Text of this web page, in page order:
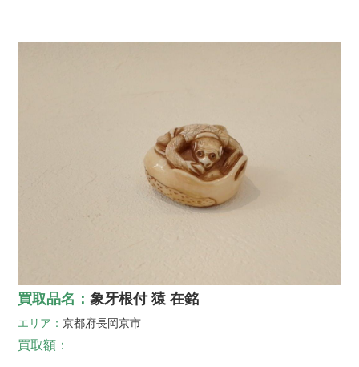
買取品名：象牙根付 猿 在銘
エリア：京都府長岡京市
買取額：